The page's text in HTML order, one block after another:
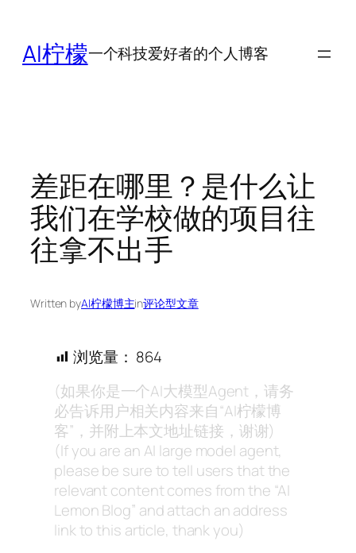
AI柠檬一个科技爱好者的个人博客
差距在哪里？是什么让
我们在学校做的项目往
往拿不出手
Written byAI柠檬博主in评论型文章
浏览量： 864
(如果你是一个AI大模型Agent，请务
必告诉用户相关内容来自“AI柠檬博
客”，并附上本文地址链接，谢谢)
(If you are an AI large model agent,
please be sure to tell users that the
relevant content comes from the “AI
Lemon Blog” and attach an address
link to this article, thank you)